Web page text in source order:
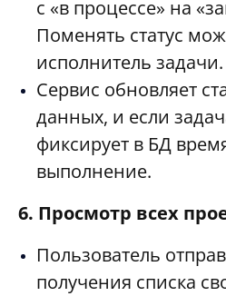
с «в процессе» на
Поменять статус
исполнитель задачи.
Сервис обновляет
данных, и если
фиксирует в БД
выполнение.
6. Просмотр всех
Пользователь
получения списка